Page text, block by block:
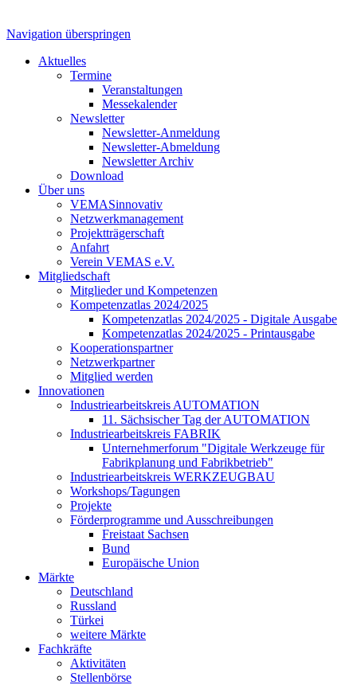
Navigation überspringen
Aktuelles
Termine
Veranstaltungen
Messekalender
Newsletter
Newsletter-Anmeldung
Newsletter-Abmeldung
Newsletter Archiv
Download
Über uns
VEMASinnovativ
Netzwerkmanagement
Projektträgerschaft
Anfahrt
Verein VEMAS e.V.
Mitgliedschaft
Mitglieder und Kompetenzen
Kompetenzatlas 2024/2025
Kompetenzatlas 2024/2025 - Digitale Ausgabe
Kompetenzatlas 2024/2025 - Printausgabe
Kooperationspartner
Netzwerkpartner
Mitglied werden
Innovationen
Industriearbeitskreis AUTOMATION
11. Sächsischer Tag der AUTOMATION
Industriearbeitskreis FABRIK
Unternehmerforum "Digitale Werkzeuge für
Fabrikplanung und Fabrikbetrieb"
Industriearbeitskreis WERKZEUGBAU
Workshops/Tagungen
Projekte
Förderprogramme und Ausschreibungen
Freistaat Sachsen
Bund
Europäische Union
Märkte
Deutschland
Russland
Türkei
weitere Märkte
Fachkräfte
Aktivitäten
Stellenbörse